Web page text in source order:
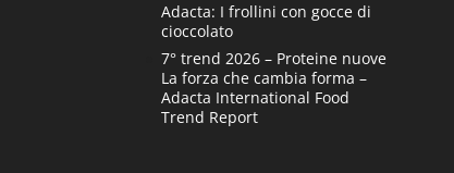
Adacta: I frollini con gocce di
cioccolato
7° trend 2026 – Proteine nuove
La forza che cambia forma –
Adacta International Food
Trend Report